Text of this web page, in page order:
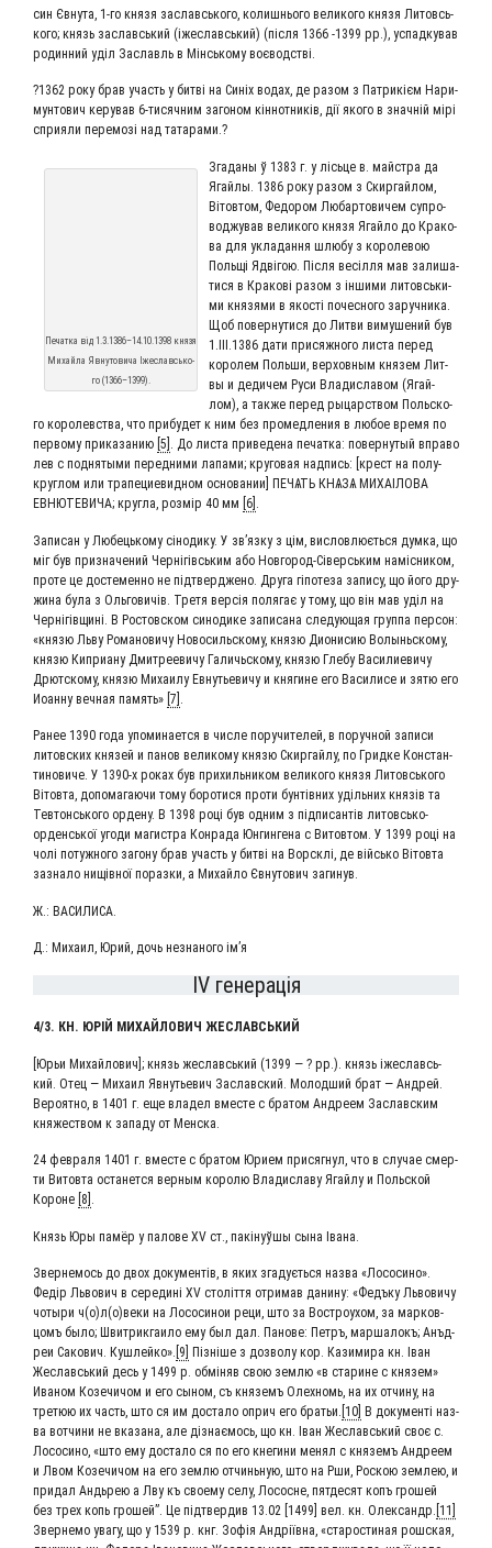
син Євну­та, 1‑го кня­зя заславсь­ко­го, колиш­ньо­го вели­ко­го кня­зя Литовсь­
ко­го; князь заславсь­кий (іже­славсь­кий) (піс­ля 1366 ‑1399 рр.), успад­ку­вав
родин­ний уділ Заславль в Мінсь­ко­му воєводстві.
?1362 року брав участь у битві на Синіх водах, де разом з Пат­ри­кієм Нари­
мун­то­вич керу­вав 6‑тисячним заго­ном кін­нот­ни­ків, дії яко­го в знач­ній мірі
спри­я­ли пере­мозі над татарами.?
Печат­ка від 1.3.1386–14.10.1398 кня­зя
Михай­ла Явну­то­ви­ча Іже­славсь­ко­
го (1366–1399).
Зга­да­ны ў 1383 г. у лісь­це в. май­ст­ра да
Ягай­лы. 1386 року разом з Скир­гай­лом,
Віто­втом, Федо­ром Любар­то­ви­чем супро­
вод­жу­вав вели­ко­го кня­зя Ягай­ло до Кра­ко­
ва для укла­дан­ня шлю­бу з коро­ле­вою
Поль­щі Ядві­гою. Піс­ля весіл­ля мав зали­ша­
ти­ся в Кра­ко­ві разом з інши­ми литовсь­ки­
ми кня­зя­ми в яко­сті почес­но­го заруч­ни­ка.
Щоб повер­ну­ти­ся до Лит­ви виму­ше­ний був
1.ІІІ.1386 дати при­сяж­но­го листа перед
коро­лем Поль­ши, вер­хов­ным кня­зем Лит­
вы и деди­чем Руси Вла­ди­сла­вом (Ягай­
лом), а так­же перед рыцар­ством Поль­ско­
го коро­лев­ства, что при­бу­дет к ним без про­мед­ле­ния в любое вре­мя по
пер­во­му при­ка­за­нию [5] . До листа при­ве­де­на печат­ка: повер­ну­тый впра­во
лев с под­ня­ты­ми перед­ни­ми лапа­ми; кру­го­вая над­пись: [крест на полу­
круг­лом или тра­пе­ци­е­вид­ном осно­ва­нии] ПЕЧѦТЬ КНѦЗѦ МИХАІ­ЛО­ВА
ЕВНЮ­ТЕ­ВИ­ЧА; круг­ла, роз­мір 40 мм [6] .
Запи­сан у Любе­ць­ко­му сіно­ди­ку. У зв’яз­ку з цім, вис­лов­люєть­ся дум­ка, що
міг був при­зна­че­ний Чер­ні­гівсь­ким або Нов­го­род-Сіверсь­ким наміс­ни­ком,
про­те це досте­мен­но не під­твер­дже­но. Дру­га гіпо­те­за запи­су, що його дру­
жи­на була з Оль­го­ви­чів. Тре­тя вер­сія поля­гає у тому, що він мав уділ на
Чер­ні­гів­щині. В Ростов­ском сино­ди­ке запи­са­на сле­ду­ю­щая груп­па пер­сон:
«кня­зю Льву Рома­но­ви­чу Ново­силь­ско­му, кня­зю Дио­ни­сию Волынь­ско­му,
кня­зю Кипри­а­ну Дмит­ре­еви­чу Галичь­ско­му, кня­зю Гле­бу Васи­ли­е­ви­чу
Дрют­ско­му, кня­зю Миха­и­лу Евну­тье­ви­чу и кня­гине его Васи­ли­се и зятю его
Иоан­ну веч­ная память» [7]
Ранее 1390 года упо­ми­на­ет­ся в чис­ле пору­чи­те­лей, в поруч­ной запи­си
литов­ских кня­зей и панов вели­ко­му кня­зю Скир­гай­лу, по Грид­ке Кон­стан­
ти­но­ви­че. У 1390‑х роках був при­хиль­ни­ком вели­ко­го кня­зя Литовсь­ко­го
Віто­вта, допо­ма­га­ю­чи тому боро­ти­ся про­ти бун­тів­них уділь­них князів та
Тев­тонсь­ко­го орде­ну. В 1398 році був одним з під­пи­сан­тів литовсь­ко-
орденсь­кої уго­ди маги­стра Конра­да Юнгин­ге­на с Вито­втом. У 1399 році на
чолі потуж­но­го заго­ну брав участь у битві на Вор­склі, де війсь­ко Віто­вта
зазна­ло нищів­ної пораз­ки, а Михай­ло Євну­то­вич загинув.
Ж.: ВАСИ­ЛИ­СА.
Д.: Миха­ил, Юрий, дочь незна­но­го ім’я
IV генерація
4/3. КН. ЮРІЙ МИХАЙ­ЛО­ВИЧ ЖЕСЛАВСЬКИЙ
[Юрьи Михай­ло­вич]; князь жеславсь­кий (1399 — ? рр.). князь іже­славсь­
кий. Отец — Миха­ил Явну­тье­вич Заслав­ский. Молод­ший брат — Андрей.
Веро­ят­но, в 1401 г. еще вла­дел вме­сте с бра­том Андре­ем Заслав­ским
кня­же­ством к запа­ду от Менска.
24 фев­ра­ля 1401 г. вме­сте с бра­том Юри­ем при­сяг­нул, что в слу­чае смер­
ти Вито­вта оста­нет­ся вер­ным коро­лю Вла­ди­сла­ву Ягай­лу и Поль­ской
Короне [8] .
Князь Юры памёр у пало­ве XV ст., пакі­нуў­шы сына Івана.
Звер­не­мось до двох доку­мен­тів, в яких зга­дуєть­ся наз­ва «Лосо­си­но».
Федір Льво­вич в сере­дині XV століт­тя отри­мав дани­ну: «Федъ­ку Льво­ви­чу
чоты­ри ч(о)л(о)веки на Лосо­си­нои реци, што за Вост­ро­ухом, за мар­ков­
цомъ было; Швит­рик­га­и­ло ему был дал. Пано­ве: Петръ, мар­ша­локъ; Анъ­д­
реи Сако­вич. Куш­лей­ко». [9]
Піз­ні­ше з доз­во­лу кор. Кази­ми­ра кн. Іван
Жеславсь­кий десь у 1499 р. обмі­няв свою зем­лю «в ста­рине с кня­зем»
Ива­ном Козе­чи­чом и его сыном, съ кня­земъ Олех­номь, на их отчи­ну, на
тре­тюю их часть, што ся им доста­ло оприч его бра­тьи. [10] В доку­мен­ті наз­
ва вот­чи­ни не вка­за­на, але діз­нає­мось, що кн. Іван Жеславсь­кий своє с.
Лосо­си­но, «што ему доста­ло ся по его кне­ги­ни менял с кня­земъ Андре­ем
и Лвом Козе­чи­чом на его зем­лю отчинь­ную, што на Рши, Рос­кою зем­лею, и
при­дал Андь­рею а Лву къ сво­е­му селу, Лососне, пят­де­сят копъ гро­шей
без трех копь гро­шей”. Це під­твер­див 13.02 [1499] вел. кн. Олек­сандр. [11]
Звер­не­мо ува­гу, що у 1539 р. кнг. Зофія Андріїв­на, «ста­ро­сти­ная рошcкая,